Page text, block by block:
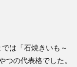
は「石焼きいも～
つの代表格でした。